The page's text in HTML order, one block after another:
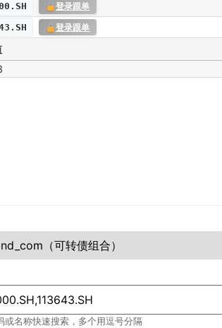
登录跟单
登录跟单
或名称快速搜索，多个用逗号分隔